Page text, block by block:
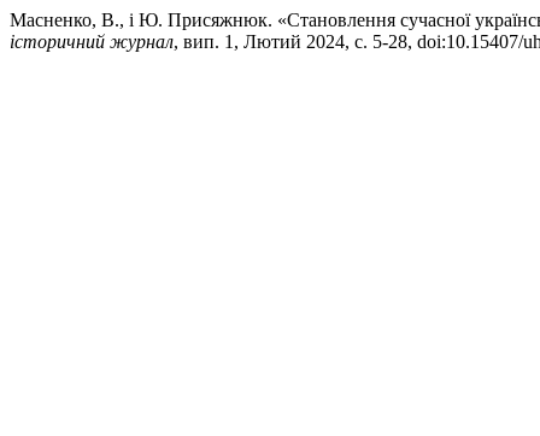
Масненко, В., і Ю. Присяжнюк. «Становлення сучасної
історичний журнал, вип. 1, Лютий 2024, с. 5-28, doi:10.15407/